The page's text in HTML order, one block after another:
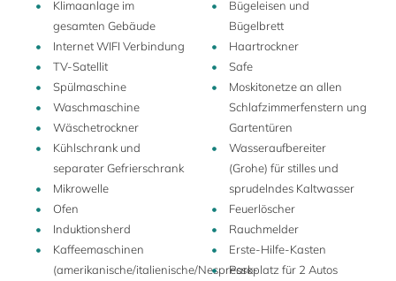
Klimaanlage im
gesamten Gebäude
Internet WIFI Verbindung
TV-Satellit
Spülmaschine
Waschmaschine
Wäschetrockner
Kühlschrank und
separater Gefrierschrank
Mikrowelle
Ofen
Induktionsherd
Kaffeemaschinen
(amerikanische/italienische/Nespresso-
Bügeleisen und
Bügelbrett
Haartrockner
Safe
Moskitonetze an allen
Schlafzimmerfenstern ung
Gartentüren
Wasseraufbereiter
(Grohe) für stilles und
sprudelndes Kaltwasser
Feuerlöscher
Rauchmelder
Erste-Hilfe-Kasten
Parkplatz für 2 Autos